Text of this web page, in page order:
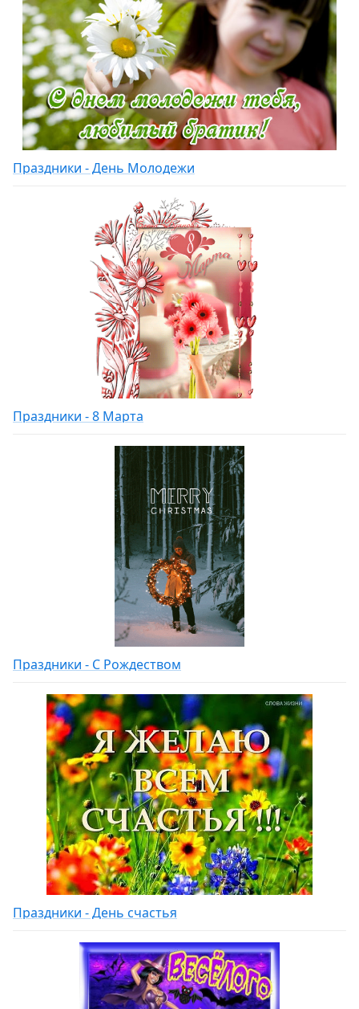
Праздники - День Молодежи
Праздники - 8 Марта
Праздники - С Рождеством
Праздники - День счастья